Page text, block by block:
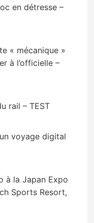
en détresse –
« mécanique »
à l’officielle –
rail – TEST
voyage digital
à la Japan Expo
Sports Resort,